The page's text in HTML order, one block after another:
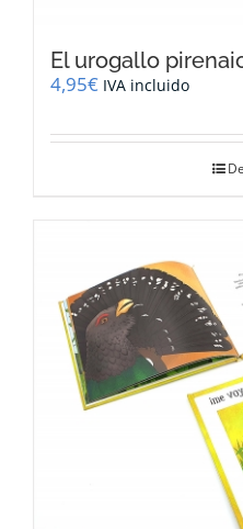
El urogallo
4,95€ IVA incluido